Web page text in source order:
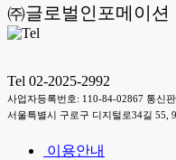
㈜글로벌인포메이션
Tel 02-2025-2992
사업자등록번호: 110-84-02867 통신
서울특별시 구로구 디지털로34길 55,
이용안내